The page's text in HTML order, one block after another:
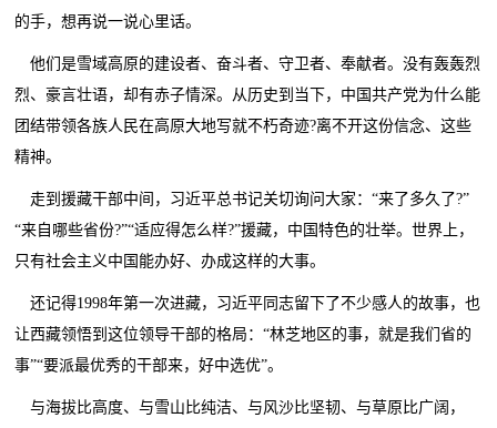
的手，想再说一说心里话。
他们是雪域高原的建设者、奋斗者、守卫者、奉献者。没有轰轰烈
烈、豪言壮语，却有赤子情深。从历史到当下，中国共产党为什么能
团结带领各族人民在高原大地写就不朽奇迹?离不开这份信念、这些
精神。
走到援藏干部中间，习近平总书记关切询问大家：“来了多久了?”
“来自哪些省份?”“适应得怎么样?”援藏，中国特色的壮举。世界上，
只有社会主义中国能办好、办成这样的大事。
还记得1998年第一次进藏，习近平同志留下了不少感人的故事，也
让西藏领悟到这位领导干部的格局：“林芝地区的事，就是我们省的
事”“要派最优秀的干部来，好中选优”。
与海拔比高度、与雪山比纯洁、与风沙比坚韧、与草原比广阔，